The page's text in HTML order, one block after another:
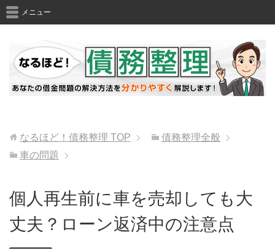
メニュー
なるほど！債務整理 TOP
債務整理全般
車の問題
個人再生前に車を売却しても大
丈夫？ローン返済中の注意点